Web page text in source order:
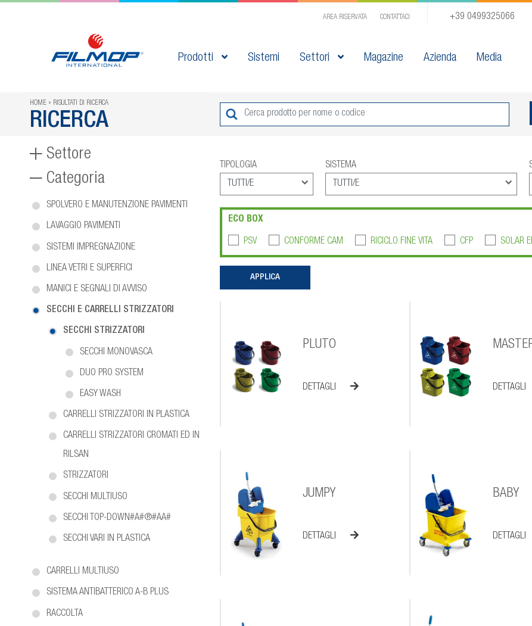
AREA RISERVATA CONTATTACI +39 0499325066
Prodotti Sistemi Settori Magazine Azienda Media
HOME RISULTATI DI RICERCA
RICERCA
Settore
Categoria
SPOLVERO E MANUTENZIONE PAVIMENTI
LAVAGGIO PAVIMENTI
SISTEMI IMPREGNAZIONE
LINEA VETRI E SUPERFICI
MANICI E SEGNALI DI AVVISO
SECCHI E CARRELLI STRIZZATORI
SECCHI STRIZZATORI
SECCHI MONOVASCA
DUO PRO SYSTEM
EASY WASH
CARRELLI STRIZZATORI IN PLASTICA
CARRELLI STRIZZATORI CROMATI ED IN
RILSAN
STRIZZATORI
SECCHI MULTIUSO
SECCHI TOP-DOWN#A#®#AA#
SECCHI VARI IN PLASTICA
CARRELLI MULTIUSO
SISTEMA ANTIBATTERICO A-B PLUS
RACCOLTA
TIPOLOGIA SISTEMA
ECO BOX
PSV CONFORME CAM RICICLO FINE VITA CFP SOLAR
PLUTO
DETTAGLI DETTAGLI
JUMPY
DETTAGLI
BABY
DETTAGLI